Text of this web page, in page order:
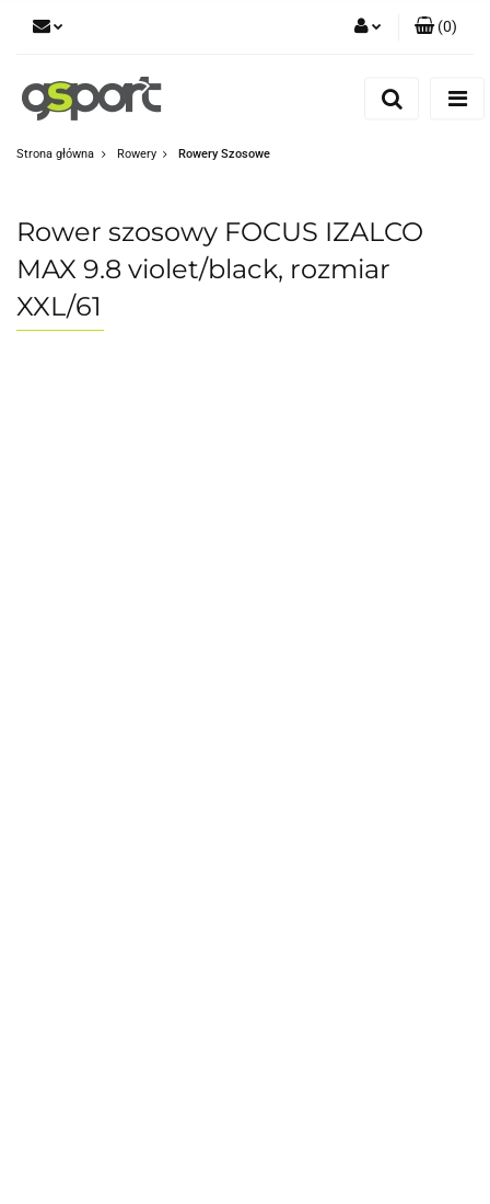
Dodaj zgłoszenie
(0)
Strona główna Rowery Rowery Szosowe
Rower szosowy FOCUS IZALCO
MAX 9.8 violet/black, rozmiar
XXL/61